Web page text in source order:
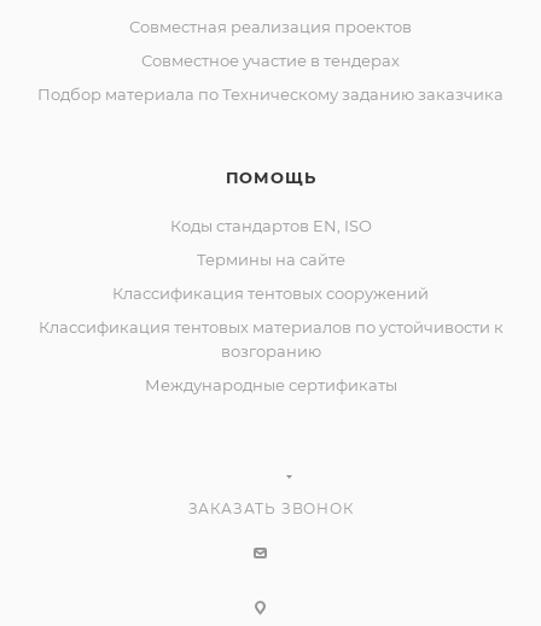
Совместная реализация проектов
Совместное участие в тендерах
Подбор материала по Техническому заданию заказчика
ПОМОЩЬ
Коды стандартов EN, ISO
Термины на сайте
Классификация тентовых сооружений
Классификация тентовых материалов по устойчивости к
возгоранию
Международные сертификаты
ЗАКАЗАТЬ ЗВОНОК